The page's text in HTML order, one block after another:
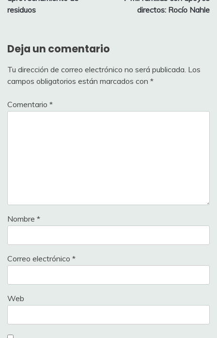
residuos
directos: Rocío Nahle
Deja un comentario
Tu dirección de correo electrónico no será publicada. Los
campos obligatorios están marcados con *
Comentario *
Nombre *
Correo electrónico *
Web